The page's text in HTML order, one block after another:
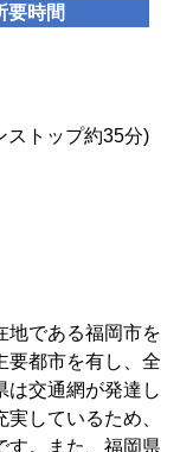
要時間
ストップ約35分)
地である福岡市を
要都市を有し、全
は交通網が発達し
しているため、
す。また、福岡県